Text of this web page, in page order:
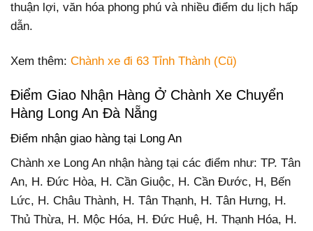
thuận lợi, văn hóa phong phú và nhiều điểm du lịch hấp
dẫn.
Xem thêm: Chành xe đi 63 Tỉnh Thành (Cũ)
Điểm Giao Nhận Hàng Ở Chành Xe Chuyển
Hàng Long An Đà Nẵng
Điểm nhận giao hàng tại Long An
Chành xe Long An nhận hàng tại các điểm như: TP. Tân
An, H. Đức Hòa, H. Cần Giuộc, H. Cần Đước, H, Bến
Lức, H. Châu Thành, H. Tân Thạnh, H. Tân Hưng, H.
Thủ Thừa, H. Mộc Hóa, H. Đức Huệ, H. Thạnh Hóa, H.